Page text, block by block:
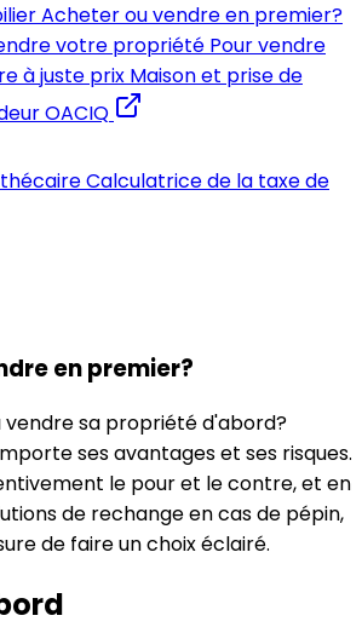
Acheter ou vendre en premier?
votre propriété Pour vendre
à juste prix Maison et prise de
OACIQ
Calculatrice de la taxe de
en premier?
sa propriété d'abord?
ses avantages et ses risques.
le pour et le contre, et en
de rechange en cas de pépin,
de faire un choix éclairé.